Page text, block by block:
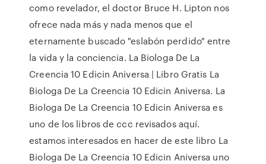
como revelador, el doctor Bruce H. Lipton nos
ofrece nada más y nada menos que el
eternamente buscado "eslabón perdido" entre
la vida y la conciencia. La Biologa De La
Creencia 10 Edicin Aniversa | Libro Gratis La
Biologa De La Creencia 10 Edicin Aniversa. La
Biologa De La Creencia 10 Edicin Aniversa es
uno de los libros de ccc revisados aquí.
estamos interesados en hacer de este libro La
Biologa De La Creencia 10 Edicin Aniversa uno